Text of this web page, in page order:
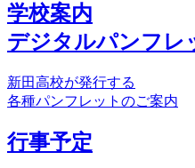
学校案内
デジタルパンフレ
新田高校が発行する
各種パンフレットのご案内
行事予定